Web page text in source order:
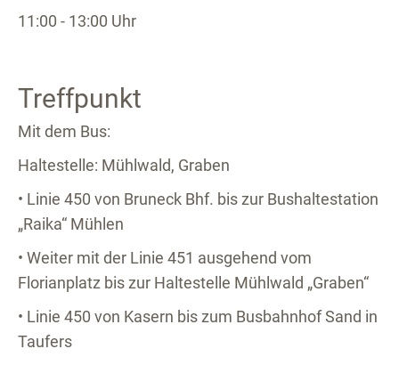
11:00 - 13:00 Uhr
Treffpunkt
Mit dem Bus:
Haltestelle: Mühlwald, Graben
• Linie 450 von Bruneck Bhf. bis zur Bushaltestation
„Raika“ Mühlen
• Weiter mit der Linie 451 ausgehend vom
Florianplatz bis zur Haltestelle Mühlwald „Graben“
• Linie 450 von Kasern bis zum Busbahnhof Sand in
Taufers